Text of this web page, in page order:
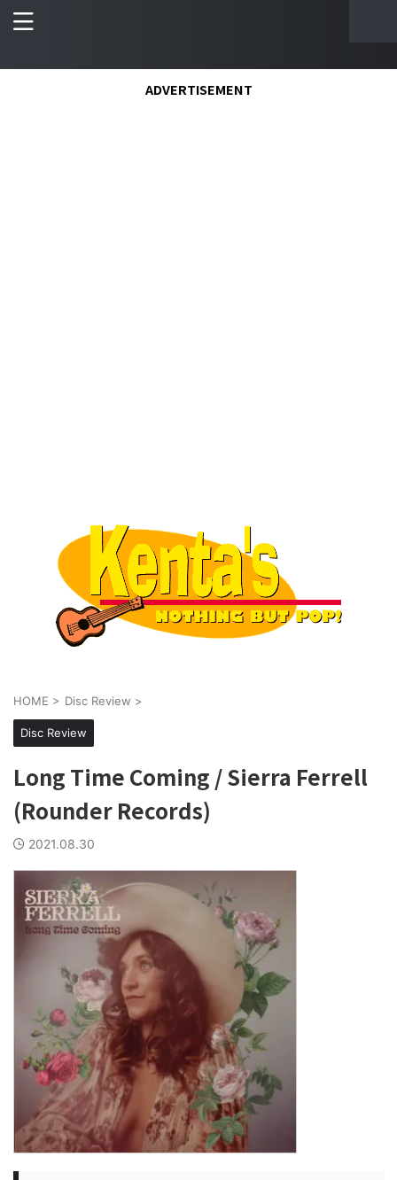
ADVERTISEMENT
HOME > Disc Review >
Disc Review
Long Time Coming / Sierra Ferrell
(Rounder Records)
2021.08.30